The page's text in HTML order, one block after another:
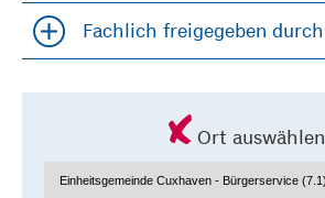
Accordion öfffnen und schließen
Fachlich freigegeben durch
Ort auswählen